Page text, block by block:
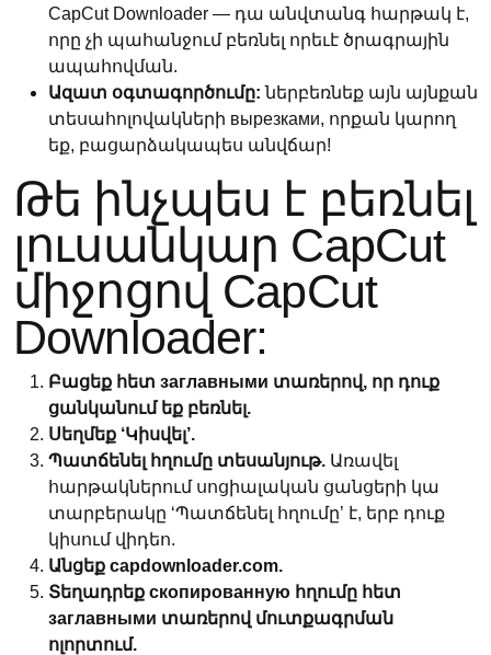
CapCut Downloader — դա անվտանգ հարթակ է,
որը չի պահանջում բեռնել որեւէ ծրագրային
ապահովման.
Ազատ օգտագործումը: ներբեռնեք այն այնքան
տեսահոլովակների вырезками, որքան կարող
եք, բացարձակապես անվճար!
Թե ինչպես է բեռնել
լուսանկար CapCut
միջոցով CapCut
Downloader:
Բացեք հետ заглавными տառերով, որ դուք
ցանկանում եք բեռնել.
Սեղմեք ‘Կիսվել’.
Պատճենել հղումը տեսանյութ. Առավել
հարթակներում սոցիալական ցանցերի կա
տարբերակը ‘Պատճենել հղումը’ է, երբ դուք
կիսում վիդեո.
Անցեք capdownloader.com.
Տեղադրեք скопированную հղումը հետ
заглавными տառերով մուտքագրման
ոլորտում.